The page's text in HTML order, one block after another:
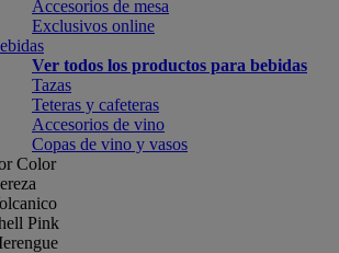
Accesorios de mesa
Exclusivos online
Ver todos los productos para bebidas
Tazas
Teteras y cafeteras
Accesorios de vino
Copas de vino y vasos
Color
Pink